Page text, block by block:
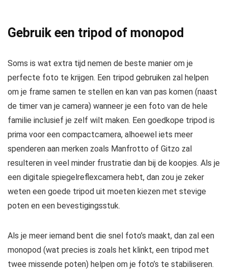
Gebruik een tripod of monopod
Soms is wat extra tijd nemen de beste manier om je
perfecte foto te krijgen. Een tripod gebruiken zal helpen
om je frame samen te stellen en kan van pas komen (naast
de timer van je camera) wanneer je een foto van de hele
familie inclusief je zelf wilt maken. Een goedkope tripod is
prima voor een compactcamera, alhoewel iets meer
spenderen aan merken zoals Manfrotto of Gitzo zal
resulteren in veel minder frustratie dan bij de koopjes. Als je
een digitale spiegelreflexcamera hebt, dan zou je zeker
weten een goede tripod uit moeten kiezen met stevige
poten en een bevestigingsstuk.
Als je meer iemand bent die snel foto’s maakt, dan zal een
monopod (wat precies is zoals het klinkt, een tripod met
twee missende poten) helpen om je foto’s te stabiliseren.